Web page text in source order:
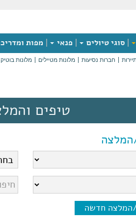
סוגי טיולים פנאי מפות
חברות נסיעות מלונות מטיילים מלונות בוטיק
טיפים
המלצה חדשה